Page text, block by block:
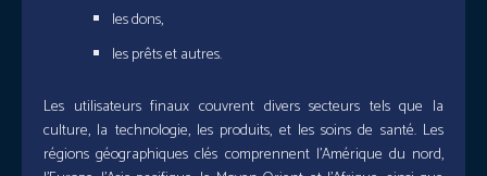
les dons,
les prêts et autres.
Les utilisateurs finaux couvrent divers secteurs tels que la
culture, la technologie, les produits, et les soins de santé. Les
régions géographiques clés comprennent l’Amérique du nord,